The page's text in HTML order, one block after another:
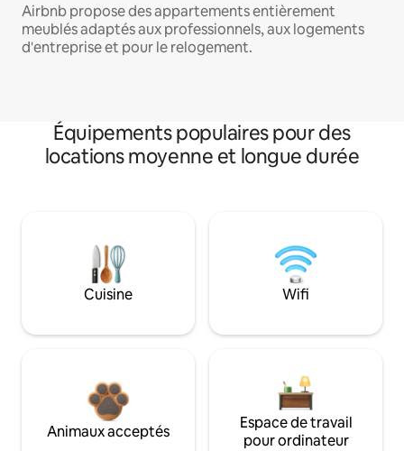
Airbnb propose des appartements entièrement
meublés adaptés aux professionnels, aux logements
d'entreprise et pour le relogement.
Équipements populaires pour des
locations moyenne et longue durée
Cuisine Wifi
Animaux acceptés
Espace de travail
pour ordinateur